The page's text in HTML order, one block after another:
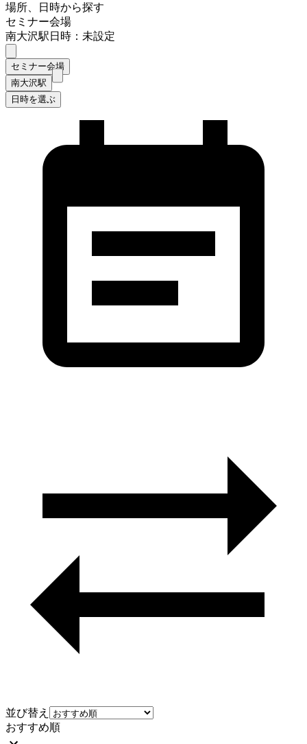
場所、日時から探す
セミナー会場
南大沢駅日時：未設定
セミナー会場
南大沢駅
日時を選ぶ
並び替え
おすすめ順